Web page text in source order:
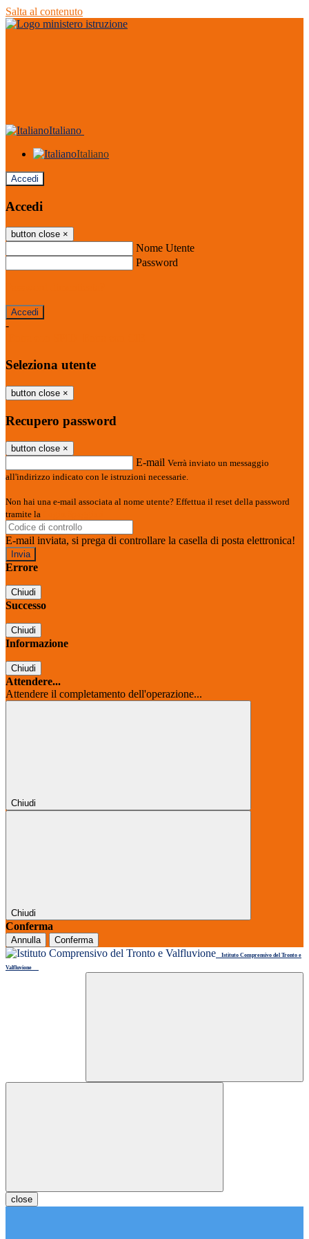
Salta al contenuto
Italiano
Italiano
Accedi
Accedi
button close ×
Nome Utente
Password
-
Seleziona utente
button close ×
Recupero password
button close ×
E-mail Verrà inviato un messaggio
all'indirizzo indicato con le istruzioni necessarie.
Non hai una e-mail associata al nome utente? Effettua il reset della password
tramite la
E-mail inviata, si prega di controllare la casella di posta elettronica!
Errore
Chiudi
Successo
Chiudi
Informazione
Chiudi
Attendere...
Attendere il completamento dell'operazione...
Chiudi
Chiudi
Conferma
Annulla Conferma
Istituto Comprensivo del Tronto e
Valfluvione
close